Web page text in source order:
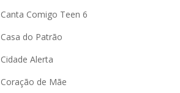
Canta Comigo Teen 6
Casa do Patrão
Cidade Alerta
Coração de Mãe